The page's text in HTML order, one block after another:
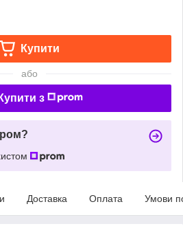
Купити
або
Купити з
Доставка Оплата Умови